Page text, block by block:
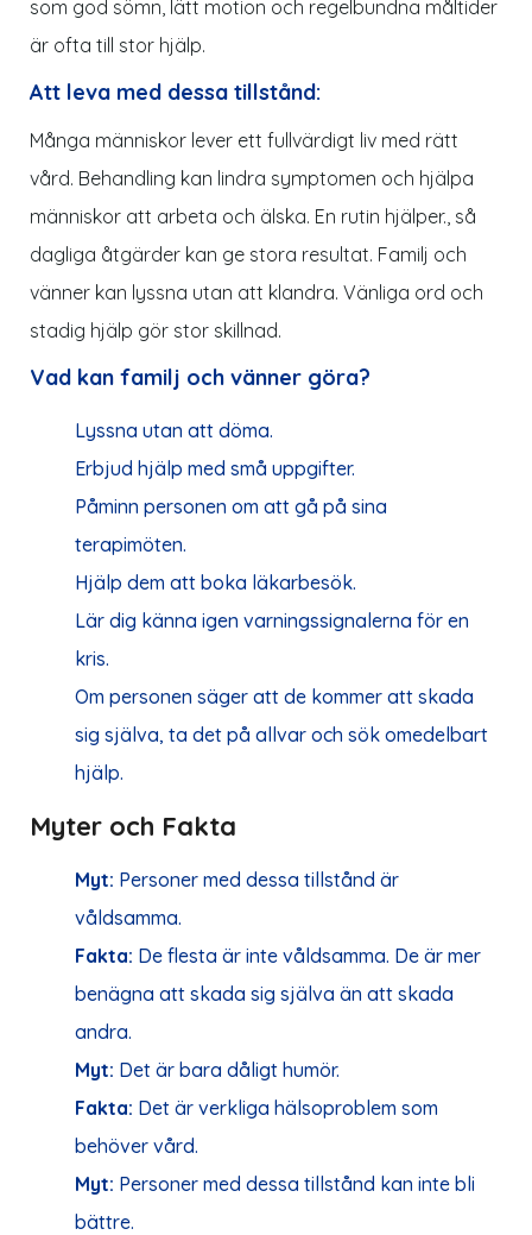
som god sömn, lätt motion och regelbundna måltider
är ofta till stor hjälp.
Att leva med dessa tillstånd:
Många människor lever ett fullvärdigt liv med rätt
vård. Behandling kan lindra symptomen och hjälpa
människor att arbeta och älska. En rutin hjälper., så
dagliga åtgärder kan ge stora resultat. Familj och
vänner kan lyssna utan att klandra. Vänliga ord och
stadig hjälp gör stor skillnad.
Vad kan familj och vänner göra?
Lyssna utan att döma.
Erbjud hjälp med små uppgifter.
Påminn personen om att gå på sina
terapimöten.
Hjälp dem att boka läkarbesök.
Lär dig känna igen varningssignalerna för en
kris.
Om personen säger att de kommer att skada
sig själva, ta det på allvar och sök omedelbart
hjälp.
Myter och Fakta
Myt: Personer med dessa tillstånd är
våldsamma.
Fakta: De flesta är inte våldsamma. De är mer
benägna att skada sig själva än att skada
andra.
Myt: Det är bara dåligt humör.
Fakta: Det är verkliga hälsoproblem som
behöver vård.
Myt: Personer med dessa tillstånd kan inte bli
bättre.